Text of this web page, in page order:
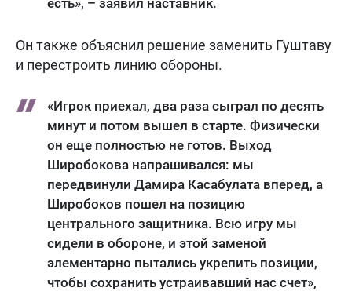
Он также объяснил решение заменить Гуштаву
и перестроить линию обороны.
«Игрок приехал, два раза сыграл по десять
минут и потом вышел в старте. Физически
он еще полностью не готов. Выход
Широбокова напрашивался: мы
передвинули Дамира Касабулата вперед, а
Широбоков пошел на позицию
центрального защитника. Всю игру мы
сидели в обороне, и этой заменой
элементарно пытались укрепить позиции,
чтобы сохранить устраивавший нас счет»,